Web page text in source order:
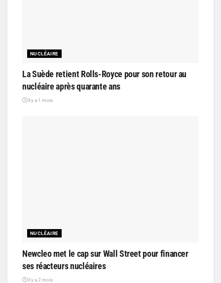
NUCLÉAIRE
La Suède retient Rolls-Royce pour son retour au
nucléaire après quarante ans
il y a 1 mois
NUCLÉAIRE
Newcleo met le cap sur Wall Street pour financer
ses réacteurs nucléaires
il y a 2 mois